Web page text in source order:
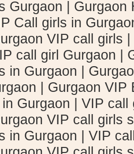
Gurgaon | Gurgaon
Call girls in
VIP call girls
call girl Gurgaon |
in Gurgaon |
| Gurgaon VIP
Gurgaon | VIP call
VIP call girls
in Gurgaon | VIP